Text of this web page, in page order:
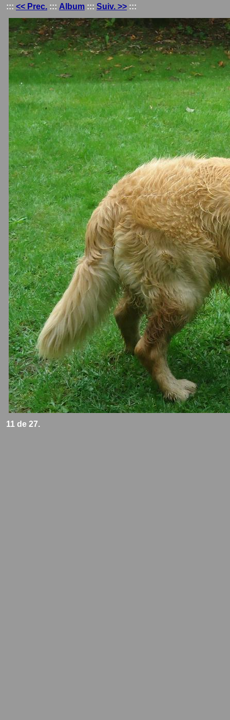
::: << Prec. ::: Album ::: Suiv. >> :::
11 de 27.